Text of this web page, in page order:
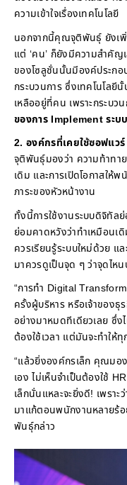
ความเข้าใจเรื่องเทคโนโลยี
นอกจากนี้คุณจุติพันธุ์ ยังเพิ่
แต่ ‘คน’ ก็ยังมีความสำคัญ
ของโซลูชั่นนั้นมีองค์ประก
กระบวนการ ซึ่งเทคโนโลยี
เหลืออยู่ที่คน เพราะกระบว
ของการ Implement ระ
2. องค์กรที่เคยใช้ซอฟแว
จุติพันธุ์มองว่า ความท้าทา
เดิม และการเปิดโอกาสให้
ภาระของหัวหน้างาน
ทั้งนี้การใช้งานระบบดิจิทัล
ย่อมคาดหวังว่าทำเหมือนเ
ควรเรียนรู้ระบบใหม่ด้วย แ
มาควรดูเป็นจุด ๆ ว่าจุดไห
“การทำ Digital
ครั้งผู้บริหาร หรือเจ้าของธุ
อย่างมาหมดทีเดียวเลย ซึ่ง
ต้องใช้เวลา แต่มันจะทำให้
“แล้วยิ่งองค์กรเล็ก คุณม
เอง ไม่เห็นจำเป็นต้องใช้
เล็กนั่นแหละจะยิ่งดี! เพราะ
มาแก้ตอนพนักงานหลายร้
พันธุ์กล่าว